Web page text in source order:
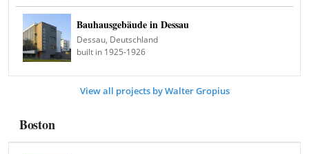
Bauhausgebäude in Dessau
Dessau, Deutschland
built in 1925-1926
View all projects by Walter Gropius
Boston